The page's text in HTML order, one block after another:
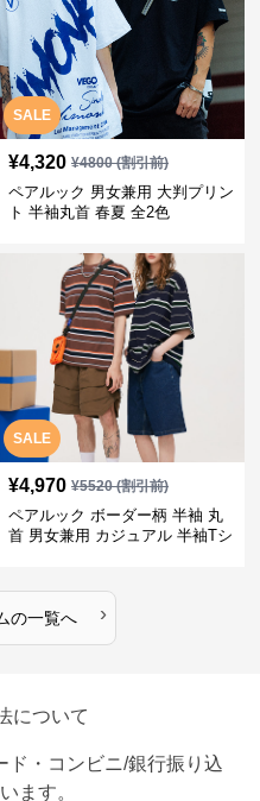
SALE
¥4,320 ¥4800(割引前)
ペアルック 男女兼用 大判プリン
ト 半袖丸首 春夏 全2色
SALE
¥4,970 ¥5520(割引前)
ペアルック ボーダー柄 半袖 丸
首 男女兼用 カジュアル 半袖Tシ
の一覧へ ›
について
ド・コンビニ/銀行振り込
ます。